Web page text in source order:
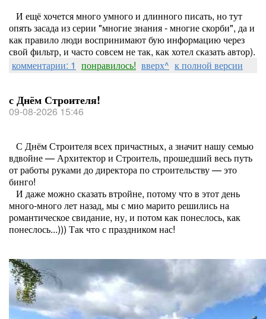
И ещё хочется много умного и длинного писать, но тут
опять засада из серии "многие знания - многие скорби", да и
как правило люди воспринимают бую информацию через
свой фильтр, и часто совсем не так, как хотел сказать автор).
комментарии: 1 понравилось! вверх^ к полной версии
с Днём Строителя!
09-08-2026 15:46
С Днём Строителя всех причастных, а значит нашу семью
вдвойне — Архитектор и Строитель, прошедший весь путь
от работы руками до директора по строительству — это
бинго!
И даже можно сказать втройне, потому что в этот день
много-много лет назад, мы с мио марито решились на
романтическое свидание, ну, и потом как понеслось, как
понеслось...))) Так что с праздником нас!